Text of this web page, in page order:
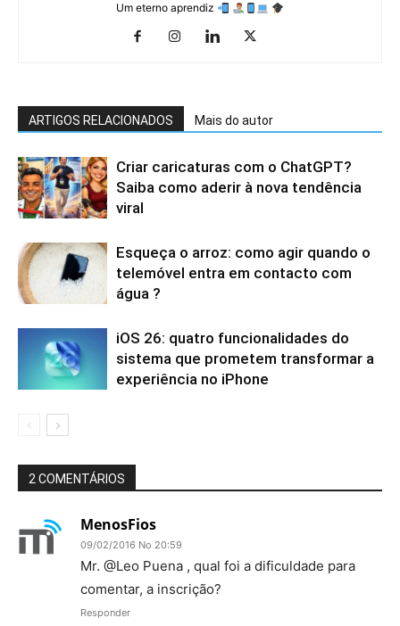
Um eterno aprendiz
ARTIGOS RELACIONADOS Mais do autor
Criar caricaturas com o ChatGPT?
Saiba como aderir à nova tendência
viral
Esqueça o arroz: como agir quando o
telemóvel entra em contacto com
água ?
iOS 26: quatro funcionalidades do
sistema que prometem transformar a
experiência no iPhone
2 COMENTÁRIOS
MenosFios
09/02/2016 No 20:59
Mr. @Leo Puena , qual foi a dificuldade para
comentar, a inscrição?
Responder